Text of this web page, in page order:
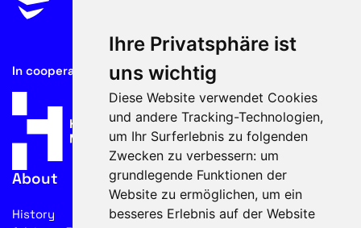
Ihre Privatsphäre ist
uns wichtig
Diese Website verwendet Cookies
und andere Tracking-Technologien,
um Ihr Surferlebnis zu folgenden
Zwecken zu verbessern: um
grundlegende Funktionen der
Website zu ermöglichen, um ein
besseres Erlebnis auf der Website
In cooperation with
About
History